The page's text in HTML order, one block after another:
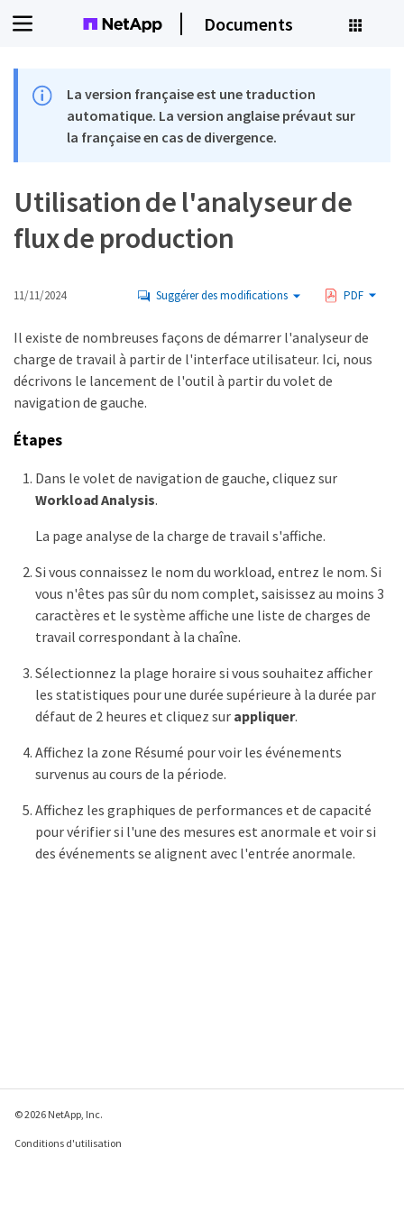
Documents
La version française est une traduction
automatique. La version anglaise prévaut sur
la française en cas de divergence.
Utilisation de l'analyseur de
flux de production
11/11/2024 Suggérer des modifications PDF
Il existe de nombreuses façons de démarrer l'analyseur de
charge de travail à partir de l'interface utilisateur. Ici, nous
décrivons le lancement de l'outil à partir du volet de
navigation de gauche.
Étapes
Dans le volet de navigation de gauche, cliquez sur
Workload Analysis.
La page analyse de la charge de travail s'affiche.
Si vous connaissez le nom du workload, entrez le nom. Si
vous n'êtes pas sûr du nom complet, saisissez au moins 3
caractères et le système affiche une liste de charges de
travail correspondant à la chaîne.
Sélectionnez la plage horaire si vous souhaitez afficher
les statistiques pour une durée supérieure à la durée par
défaut de 2 heures et cliquez sur appliquer.
Affichez la zone Résumé pour voir les événements
survenus au cours de la période.
Affichez les graphiques de performances et de capacité
pour vérifier si l'une des mesures est anormale et voir si
des événements se alignent avec l'entrée anormale.
© 2026 NetApp, Inc.
Conditions d'utilisation